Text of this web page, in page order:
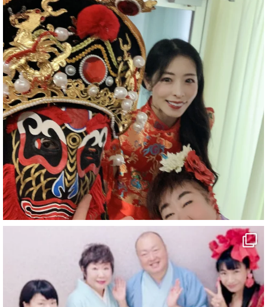
マジシャン派遣 パッションプリンセス【公式】
@comedy_illusion · 4 Aug
お疲れ様です
ブログ更新しました
「マジシャン和歌山旅 白浜町・三段壁洞窟」
#企業公式がお疲れ様を言い合う
#旅行好きな人と繋がりたい
#一人旅
#女性マジシャン
#出張マジック
#マジシャン派遣
#イリュージョン
#和歌山県
#白浜町
#変面ショー
#イベント
#余興
2 X